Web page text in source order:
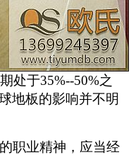
处于35%--50%之
地板的影响并不明
职业精神，应当经